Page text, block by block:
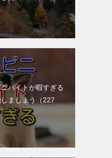
バイトが暇すぎる
ましょう
（227